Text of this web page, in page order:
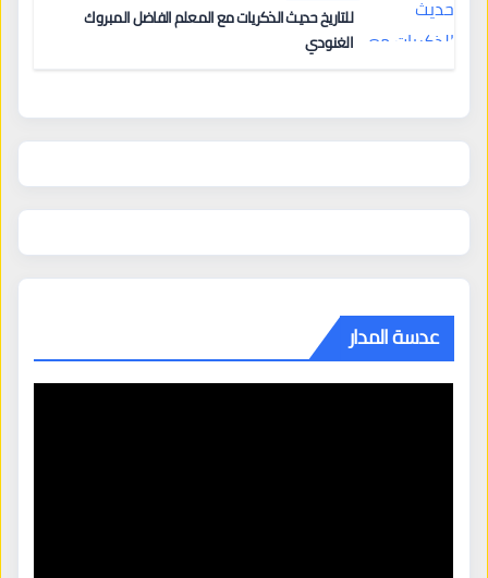
للتاريخ حديث الذكريات مع المعلم الفاضل المبروك
الغنودي
عدسة المدار